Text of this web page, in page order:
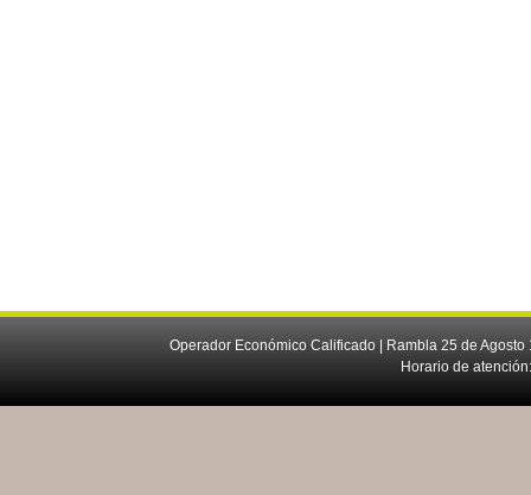
Operador Económico Calificado | Rambla 25 de
Horario de